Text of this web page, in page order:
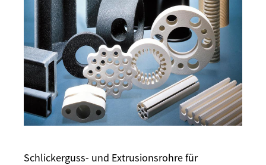
Schlickerguss- und Extrusionsrohre für